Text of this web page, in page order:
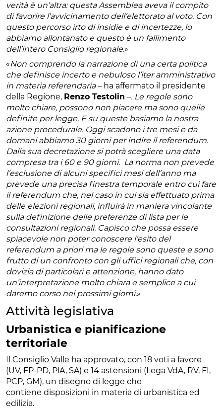
verità è un’altra: questa Assemblea aveva il compito
di favorire l’avvicinamento dell’elettorato al voto. Con
questo percorso irto di insidie e di incertezze, lo
abbiamo allontanato e questo è un fallimento
dell’intero Consiglio regionale.»
«Non comprendo la narrazione di una certa politica
che definisce incerto e nebuloso l’iter amministrativo
in materia referendaria– ha affermato il presidente
della Regione, Renzo Testolin –. Le regole sono
molto chiare, possono non piacere ma sono quelle
definite per legge. E su queste basiamo la nostra
azione procedurale. Oggi scadono i tre mesi e da
domani abbiamo 30 giorni per indire il referendum.
Dalla sua decretazione si potrà scegliere una data
compresa tra i 60 e 90 giorni. La norma non prevede
l’esclusione di alcuni specifici mesi dell’anno ma
prevede una precisa finestra temporale entro cui fare
il referendum che, nel caso in cui sia effettuato prima
delle elezioni regionali, influirà in maniera vincolante
sulla definizione delle preferenze di lista per le
consultazioni regionali. Capisco che possa essere
spiacevole non poter conoscere l’esito del
referendum a priori ma le regole sono queste e sono
frutto di un confronto con gli uffici regionali che, con
dovizia di particolari e attenzione, hanno dato
un’interpretazione molto chiara e semplice a cui
daremo corso nei prossimi giorni.»
Attività legislativa
Urbanistica e pianificazione
territoriale
Il Consiglio Valle ha approvato, con 18 voti a favore
(UV, FP-PD, PlA, SA) e 14 astensioni (Lega VdA, RV, FI,
PCP, GM), un disegno di legge che
contiene disposizioni in materia di urbanistica ed
edilizia.